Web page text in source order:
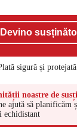
Devino
sigură și protejată
noastre de
ajută să planificăm
echidistant